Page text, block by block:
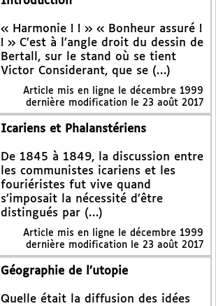
« Harmonie ! ! » « Bonheur assuré !
! » C’est à l’angle droit du dessin de
Bertall, sur le stand où se tient
Victor Considerant, que se (…)
Article mis en ligne le décembre 1999
dernière modification le 23 août 2017
Icariens et Phalanstériens
De 1845 à 1849, la discussion entre
les communistes icariens et les
fouriéristes fut vive quand
s’imposait la nécessité d’être
distingués par (…)
Article mis en ligne le décembre 1999
dernière modification le 23 août 2017
Géographie de l’utopie
Quelle était la diffusion des idées